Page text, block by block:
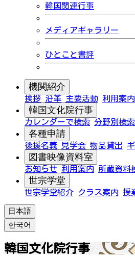
韓国関連行事
メディアギャラリー
ひとこと書評
機関紹介
挨拶 沿革 主要活動 利用案内
韓国文化院行事
カレンダーで検索 分野別検索
各種申請
後援名義 見学会 物品貸出
図書映像資料室
お知らせ 利用案内 所蔵資料
世宗学堂
世宗学堂紹介 クラス案内 授
日本語
한국어
韓国文化院行事